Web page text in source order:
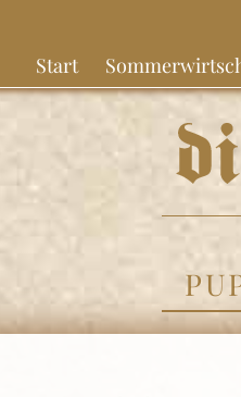
Start